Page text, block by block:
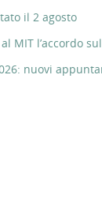
il 2 agosto
MIT l’accordo
nuovi